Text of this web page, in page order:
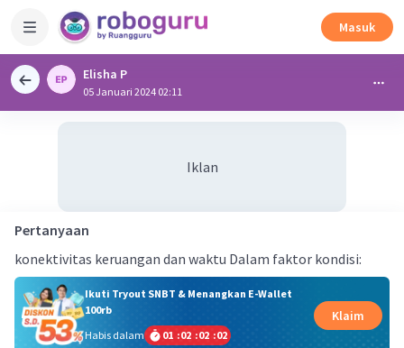
Masuk
Elisha P
05 Januari 2024 02:11
Iklan
Pertanyaan
konektivitas keruangan dan waktu Dalam faktor kondisi:
Ikuti Tryout SNBT & Menangkan E-Wallet
100rb
Habis dalam
01 :02 :02 :02
Klaim